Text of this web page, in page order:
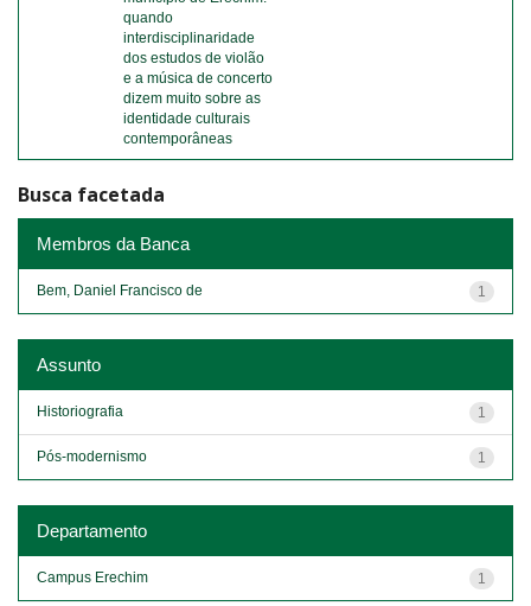
quando
interdisciplinaridade
dos estudos de violão
e a música de concerto
dizem muito sobre as
identidade culturais
contemporâneas
Busca facetada
Membros da Banca
1
Bem, Daniel Francisco de
Assunto
1
Historiografia
1
Pós-modernismo
Departamento
1
Campus Erechim